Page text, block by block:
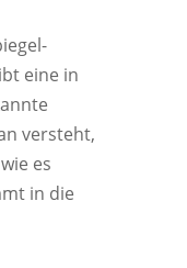
eine in
versteht,
es
in die